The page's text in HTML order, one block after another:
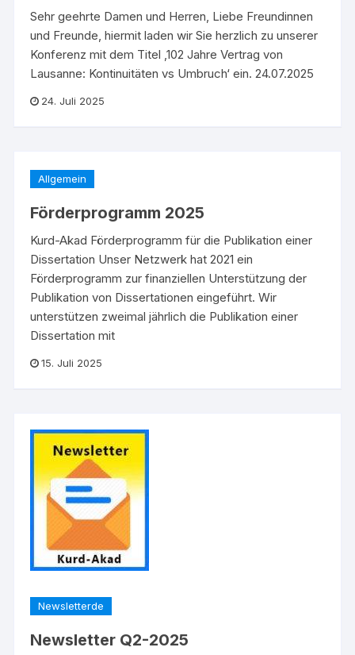
Sehr geehrte Damen und Herren, Liebe Freundinnen
und Freunde, hiermit laden wir Sie herzlich zu unserer
Konferenz mit dem Titel ‚102 Jahre Vertrag von
Lausanne: Kontinuitäten vs Umbruch‘ ein. 24.07.2025
24. Juli 2025
Allgemein
Förderprogramm 2025
Kurd-Akad Förderprogramm für die Publikation einer
Dissertation Unser Netzwerk hat 2021 ein
Förderprogramm zur finanziellen Unterstützung der
Publikation von Dissertationen eingeführt. Wir
unterstützen zweimal jährlich die Publikation einer
Dissertation mit
15. Juli 2025
Newsletterde
Newsletter Q2-2025